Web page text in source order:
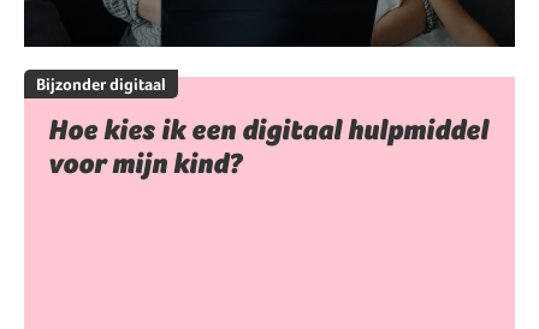
Bijzonder digitaal
Hoe kies ik een digitaal hulpmiddel
voor mijn kind?